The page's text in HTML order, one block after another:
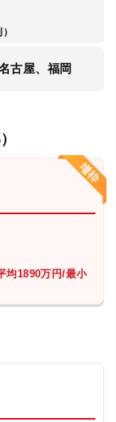
古屋、福岡
均1890万円/最小